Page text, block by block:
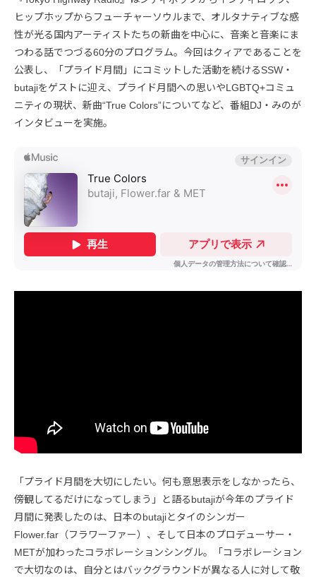
ヒップホップからフューチャーソウルまで、オルタナティブな感
性が光る国内アーティストたちの新曲を中心に、音楽と音楽にま
つわる話でつづる60分のプログラム。今回はクィアであることを
公表し、「プライド月間」にコミットした活動を続けるSSW・
butajiをゲストに迎え、プライド月間への思いやLGBTQ+コミュ
ニティの現状、新曲“True Colors”についてなど、番組DJ・みのが
インタビューを実施。
「プライド月間を大切にしたい。何も意思表示をしなかったら、
傍観してるだけになってしまう」と語るbutajiが今年のプライド
月間に発表したのは、日本のbutajiとタイのシンガー
Flower.far（フラワーファー）、そして日本のプロデューサー・
METが加わったコラボレーションシングル。「コラボレーション
で大切なのは、自分とはバックグラウンドが異なる人に対して敬